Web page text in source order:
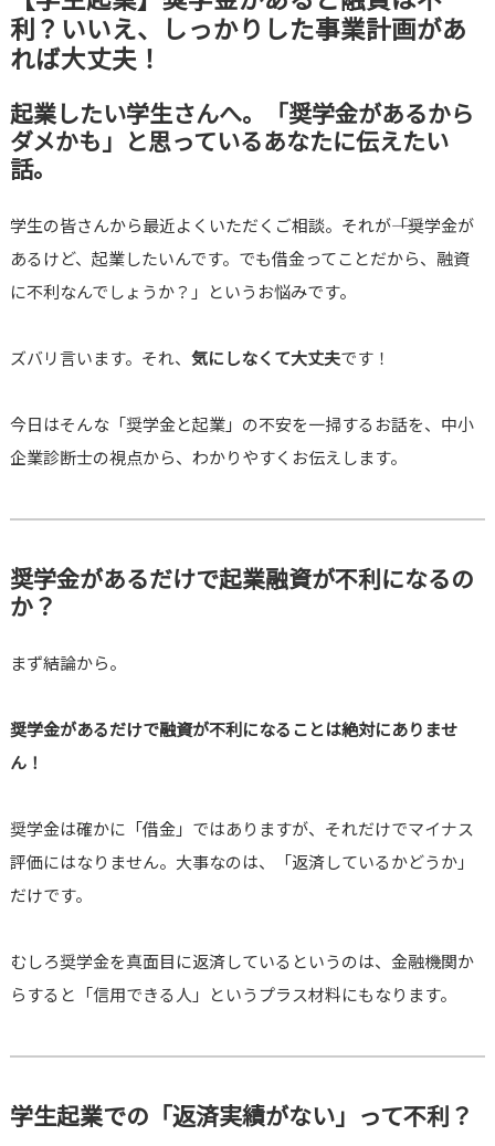
利？いいえ、しっかりした事業計画があ
れば大丈夫！
起業したい学生さんへ。「奨学金があるから
ダメかも」と思っているあなたに伝えたい
話。
学生の皆さんから最近よくいただくご相談。それが――「奨学金が
あるけど、起業したいんです。でも借金ってことだから、融資
に不利なんでしょうか？」というお悩みです。
ズバリ言います。それ、 気にしなくて大丈夫です！
今日はそんな「奨学金と起業」の不安を一掃するお話を、中小
企業診断士の視点から、わかりやすくお伝えします。
奨学金があるだけで起業融資が不利になるの
か？
まず結論から。
奨学金があるだけで融資が不利になることは絶対にありませ
ん！
奨学金は確かに「借金」ではありますが、それだけでマイナス
評価にはなりません。大事なのは、「返済しているかどうか」
だけです。
むしろ奨学金を真面目に返済しているというのは、金融機関か
らすると「信用できる人」というプラス材料にもなります。
学生起業での「返済実績がない」って不利？